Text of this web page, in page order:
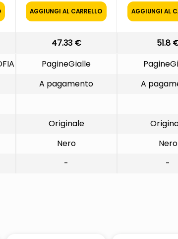
B7RT9AE, alta
capacita', 300 pagine
HP 302XL/304XL Nero
originale 300 pagine
AGGIUNGI AL CARRELLO 100
DeskJet ed
Cartuccia
302XL/
AGGIUNGI AL
47.33 € 51.8
PagineGialle
A pagamento A
Originale
Nero Nero
- -